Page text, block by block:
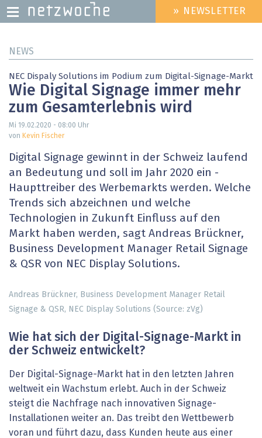
zum
HEADER
MENU
» NEWSLETTER
NEWS
NEC Dispaly Solutions im Podium zum Digital-Signage-Markt
Wie Digital Signage immer mehr
zum Gesamterlebnis wird
Mi 19.02.2020 - 08:00 Uhr
von Kevin Fischer
Digital Signage gewinnt in der Schweiz laufend
an Bedeutung und soll im Jahr 2020 ein ­
Haupttreiber des Werbemarkts werden. Welche
Trends sich abzeichnen und welche
Technologien in Zukunft Einfluss auf den
Markt haben werden, sagt Andreas Brückner,
Business Development Manager Retail Signage
& QSR von NEC Display Solutions.
Andreas Brückner, Business Development Manager Retail
Signage & QSR, NEC Display Solutions (Source: zVg)
Wie hat sich der Digital-­Signage-Markt in
der Schweiz entwickelt?
Der Digital-Signage-Markt hat in den letzten Jahren
weltweit ein Wachstum erlebt. Auch in der Schweiz
steigt die Nachfrage nach innovativen Signage-
Installationen weiter an. Das treibt den Wettbewerb
voran und führt dazu, dass Kunden heute aus einer